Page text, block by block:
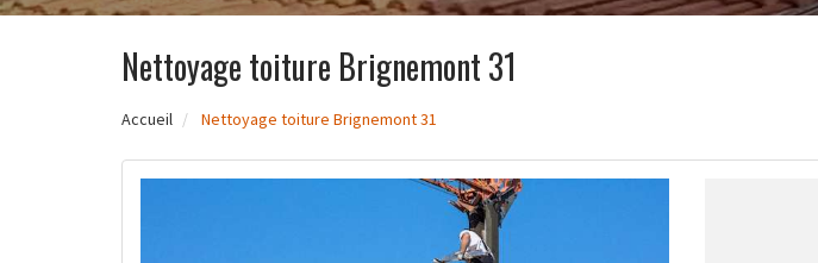
Nettoyage toiture Brignemont 31
Accueil Nettoyage toiture Brignemont 31